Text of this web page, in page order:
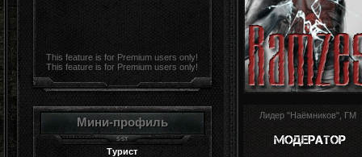
This feature is for Premium users only!
This feature is for Premium users only!
Мини-профиль
Турист
Лидер "Наёмников", ГМ